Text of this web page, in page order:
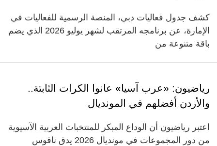
كشف جدول فعاليات دبي، المنصة الرسمية للفعاليات في
الإمارة، عن برنامجه المرتقب لشهر يوليو 2026 الذي يضم
باقة متنوعة من
رياضيون: «عرب آسيا» عانوا الكرات الثابتة..
والأردن أفضلهم في المونديال
اعتبر رياضيون أن الوداع المبكر للمنتخبات العربية الآسيوية
من دور المجموعات في مونديال 2026 يدق ناقوس